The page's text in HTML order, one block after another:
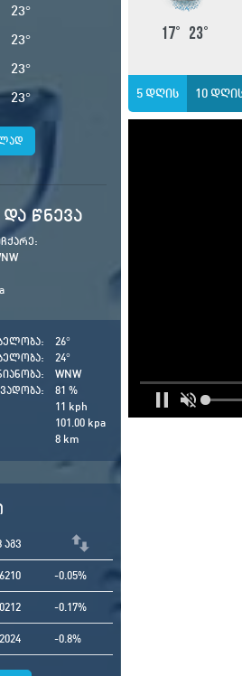
23°
23°
23°
23°
წნევა
26°
24°
WNW
81 %
11 kph
101.00 kpa
8 km
აგვ
-0.05%
-0.17%
-0.8%
17° 23°
5 დღის 10